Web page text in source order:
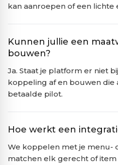
kan aanroepen of een lichte
Kunnen jullie een
bouwen?
Ja. Staat je platform er niet
koppeling af en bouwen die
betaalde pilot.
Hoe werkt een
We koppelen met je menu-
matchen elk gerecht of item